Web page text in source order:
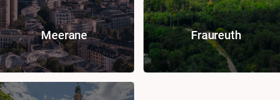
Meerane Fraureuth